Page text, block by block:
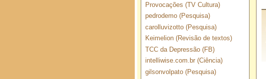
Provocações (TV Cultura)
pedrodemo (Pesquisa)
carolluvizotto (Pesquisa)
Keimelion (Revisão de textos)
TCC da Depressão (FB)
intelliwise.com.br (Ciência)
gilsonvolpato (Pesquisa)